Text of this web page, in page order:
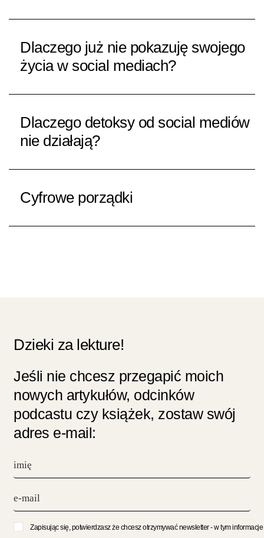
Dlaczego już nie pokazuję swojego
życia w social mediach?
Dlaczego detoksy od social mediów
nie działają?
Cyfrowe porządki
Dzieki za lekture!
Jeśli nie chcesz przegapić moich
nowych artykułów, odcinków
podcastu czy książek, zostaw swój
adres e-mail:
Zapisując się, potwierdzasz że chcesz otrzymywać newsletter - w tym informacje